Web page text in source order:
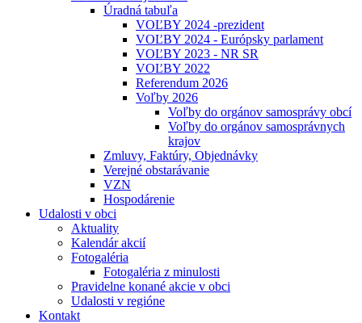
Úradná tabuľa
VOĽBY 2024 -prezident
VOĽBY 2024 - Európsky parlament
VOĽBY 2023 - NR SR
VOĽBY 2022
Referendum 2026
Voľby 2026
Voľby do orgánov samosprávy obcí
Voľby do orgánov samosprávnych
krajov
Zmluvy, Faktúry, Objednávky
Verejné obstarávanie
VZN
Hospodárenie
Udalosti v obci
Aktuality
Kalendár akcií
Fotogaléria
Fotogaléria z minulosti
Pravidelne konané akcie v obci
Udalosti v regióne
Kontakt